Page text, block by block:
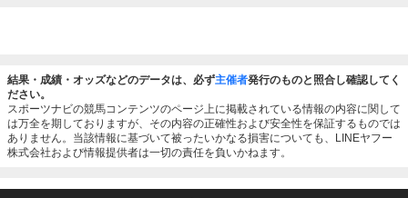
結果・成績・オッズなどのデータは、必ず主催者発行のものと照合し確認してく
ださい。
スポーツナビの競馬コンテンツのページ上に掲載されている情報の内容に関して
は万全を期しておりますが、その内容の正確性および安全性を保証するものでは
ありません。当該情報に基づいて被ったいかなる損害についても、LINEヤフー
株式会社および情報提供者は一切の責任を負いかねます。